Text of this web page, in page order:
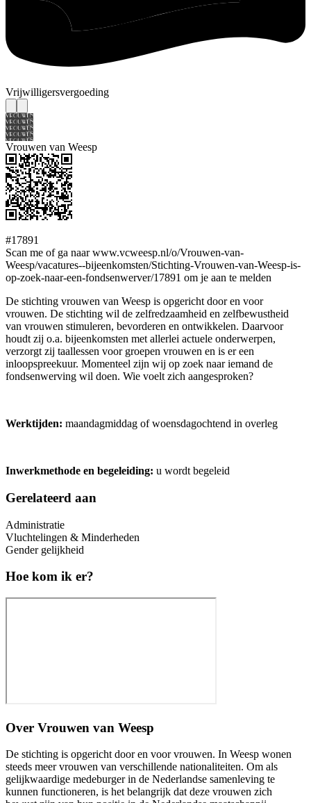
Vrijwilligersvergoeding
Vrouwen van Weesp
#17891
Scan me of ga naar www.vcweesp.nl/o/Vrouwen-van-
Weesp/vacatures--bijeenkomsten/Stichting-Vrouwen-van-Weesp-is-
op-zoek-naar-een-fondsenwerver/17891 om je aan te melden
De stichting vrouwen van Weesp is opgericht door en voor
vrouwen. De stichting wil de zelfredzaamheid en zelfbewustheid
van vrouwen stimuleren, bevorderen en ontwikkelen. Daarvoor
houdt zij o.a. bijeenkomsten met allerlei actuele onderwerpen,
verzorgt zij taallessen voor groepen vrouwen en is er een
inloopspreekuur. Momenteel zijn wij op zoek naar iemand de
fondsenwerving wil doen. Wie voelt zich aangesproken?
Werktijden: maandagmiddag of woensdagochtend in overleg
Inwerkmethode en begeleiding: u wordt begeleid
Gerelateerd aan
Administratie
Vluchtelingen & Minderheden
Gender gelijkheid
Hoe kom ik er?
Over Vrouwen van Weesp
De stichting is opgericht door en voor vrouwen. In Weesp wonen
steeds meer vrouwen van verschillende nationaliteiten. Om als
gelijkwaardige medeburger in de Nederlandse samenleving te
kunnen functioneren, is het belangrijk dat deze vrouwen zich